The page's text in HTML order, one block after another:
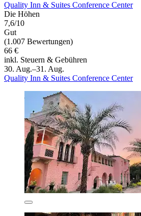
Quality Inn & Suites Conference Center
Die Höhen
7,6/10
Gut
(1.007 Bewertungen)
66 €
inkl. Steuern & Gebühren
30. Aug.–31. Aug.
Quality Inn & Suites Conference Center